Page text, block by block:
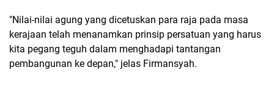
"Nilai-nilai agung yang dicetuskan para raja pada masa
kerajaan telah menanamkan prinsip persatuan yang harus
kita pegang teguh dalam menghadapi tantangan
pembangunan ke depan," jelas Firmansyah.